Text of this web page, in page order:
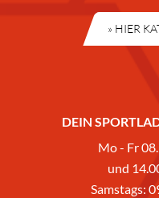
» HIER
DEIN
Mo - Fr
und
Samstags: